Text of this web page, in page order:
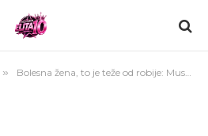
» Bolesna žena, to je teže od robije: Mustafa siguran da je Alibaba na sve načine pokušao da izleči Maju, ali konačno shvatio da joj nema pomoći!